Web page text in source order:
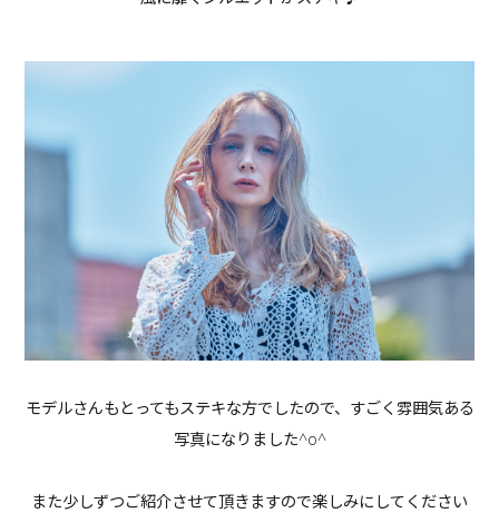
モデルさんもとってもステキな方でしたので、すごく雰囲気ある
写真になりました^o^
また少しずつご紹介させて頂きますので楽しみにしてください